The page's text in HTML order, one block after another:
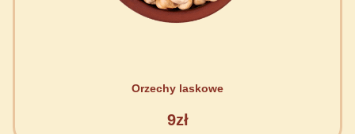
Orzechy laskowe
9zł